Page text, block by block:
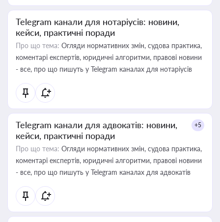
Telegram канали для нотаріусів: новини,
кейси, практичні поради
Про що тема: Огляди нормативних змін, судова практика,
коментарі експертів, юридичні алгоритми, правові новини
- все, про що пишуть у Telegram каналах для нотаріусів
Telegram канали для адвокатів: новини,
кейси, практичні поради
+5
Про що тема: Огляди нормативних змін, судова практика,
коментарі експертів, юридичні алгоритми, правові новини
- все, про що пишуть у Telegram каналах для адвокатів